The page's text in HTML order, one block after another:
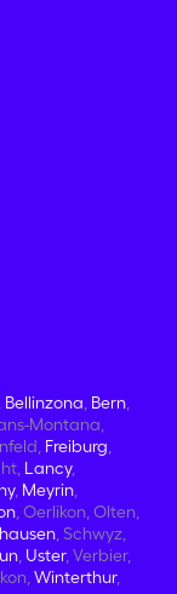
Bellinzona Bern
Montana,
Freiburg
Lancy,
, Meyrin
, Oerlikon, Olten,
, Schwyz,
Uster, Verbier,
Winterthur,